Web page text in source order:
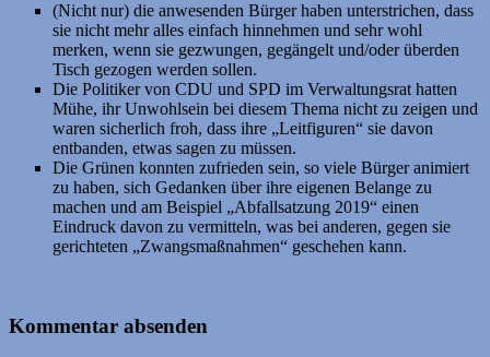
(Nicht nur) die anwesenden Bürger haben unterstrichen, dass
sie nicht mehr alles einfach hinnehmen und sehr wohl
merken, wenn sie gezwungen, gegängelt und/oder überden
Tisch gezogen werden sollen.
Die Politiker von CDU und SPD im Verwaltungsrat hatten
Mühe, ihr Unwohlsein bei diesem Thema nicht zu zeigen und
waren sicherlich froh, dass ihre „Leitfiguren“ sie davon
entbanden, etwas sagen zu müssen.
Die Grünen konnten zufrieden sein, so viele Bürger animiert
zu haben, sich Gedanken über ihre eigenen Belange zu
machen und am Beispiel „Abfallsatzung 2019“ einen
Eindruck davon zu vermitteln, was bei anderen, gegen sie
gerichteten „Zwangsmaßnahmen“ geschehen kann.
Kommentar absenden